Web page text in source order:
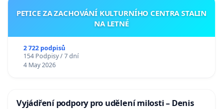
PETICE ZA ZACHOVÁNÍ KULTURNÍHO CENTRA STALIN
NA LETNÉ
2 722 podpisů
154 Podpisy / 7 dní
4 May 2026
Vyjádření podpory pro udělení milosti – Denis